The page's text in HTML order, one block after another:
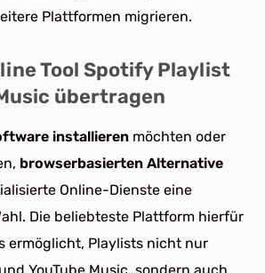
Plattformen migrieren.
Tool Spotify Playlist
übertragen
installieren möchten oder
browserbasierten Alternative
Online-Dienste eine
Die beliebteste Plattform hierfür
ermöglicht, Playlists nicht nur